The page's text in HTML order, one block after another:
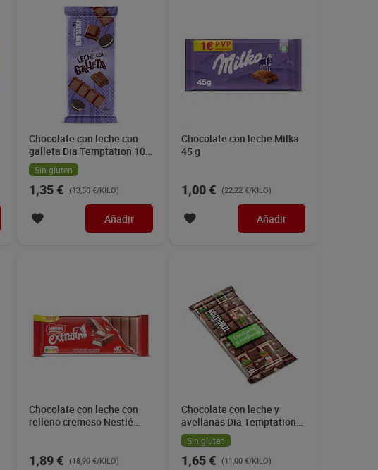
Chocolate con leche con
galleta Dia Temptation 100
gSin gluten
1,35 € (13,50 €/KILO)
Añadir
Chocolate con leche Milka
45 g
1,00 € (22,22 €/KILO)
Añadir
Chocolate con leche con
relleno cremoso Nestlé
1,89 € (18,90 €/KILO)
Chocolate con leche y
avellanas Dia Temptation
150 g
Sin gluten
1,65 € (11,00 €/KILO)